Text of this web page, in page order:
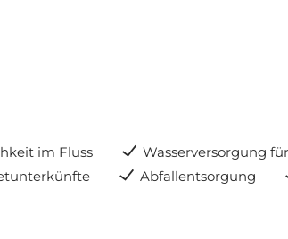
im Fluss
Wasserversorgung
Abfallentsorgung